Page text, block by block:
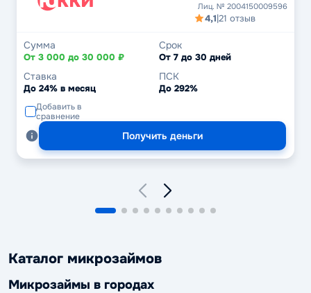
Лиц. № 2004150009596
4,1|21 отзыв
Сумма
От 3 000 до 30 000 ₽
Срок
От 7 до 30 дней
Ставка
До 24% в месяц
ПСК
До 292%
Добавить в
сравнение
Получить деньги
Каталог микрозаймов
Микрозаймы в городах